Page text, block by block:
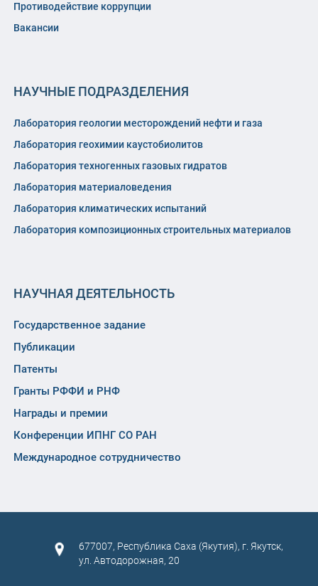
Противодействие коррупции
Вакансии
НАУЧНЫЕ ПОДРАЗДЕЛЕНИЯ
Лаборатория геологии месторождений нефти и газа
Лаборатория геохимии каустобиолитов
Лаборатория техногенных газовых гидратов
Лаборатория материаловедения
Лаборатория климатических испытаний
Лаборатория композиционных строительных материалов
НАУЧНАЯ ДЕЯТЕЛЬНОСТЬ
Государственное задание
Публикации
Патенты
Гранты РФФИ и РНФ
Награды и премии
Конференции ИПНГ СО РАН
Международное сотрудничество
677007, Республика Саха (Якутия), г. Якутск,
ул. Автодорожная, 20